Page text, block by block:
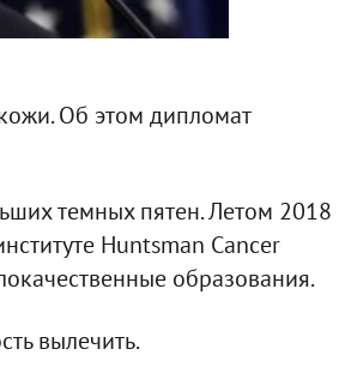
Об этом дипломат
темных пятен. Летом 2018
Huntsman Cancer
образования.
вылечить.